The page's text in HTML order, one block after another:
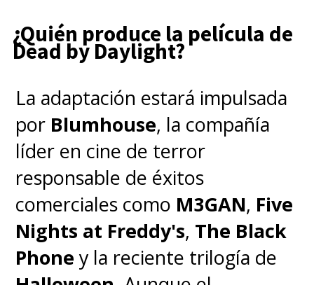
¿Quién produce la película de
Dead by Daylight?
La adaptación estará impulsada
por Blumhouse, la compañía
líder en cine de terror
responsable de éxitos
comerciales como M3GAN, Five
Nights at Freddy's, The Black
Phone y la reciente trilogía de